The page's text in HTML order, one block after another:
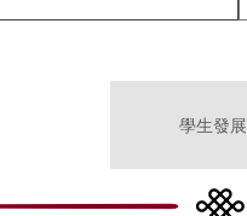
學生發展